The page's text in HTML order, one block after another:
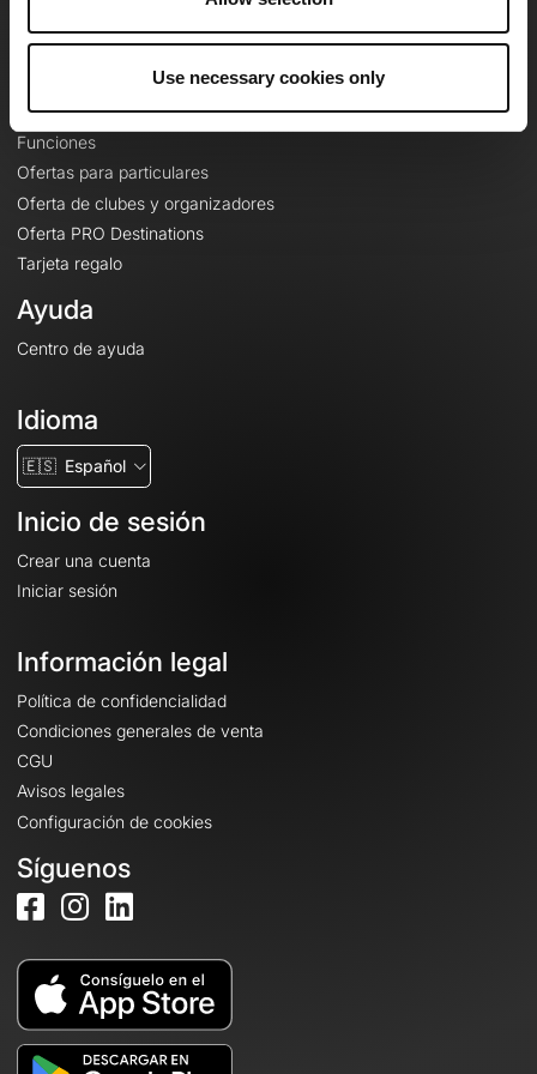
Use necessary cookies only
Le Mag'
Mapas base topográficos
Funciones
Ofertas para particulares
Oferta de clubes y organizadores
Oferta PRO Destinations
Tarjeta regalo
Ayuda
Centro de ayuda
Idioma
🇪🇸 Español
Inicio de sesión
Crear una cuenta
Iniciar sesión
Información legal
Política de confidencialidad
Condiciones generales de venta
CGU
Avisos legales
Configuración de cookies
Síguenos